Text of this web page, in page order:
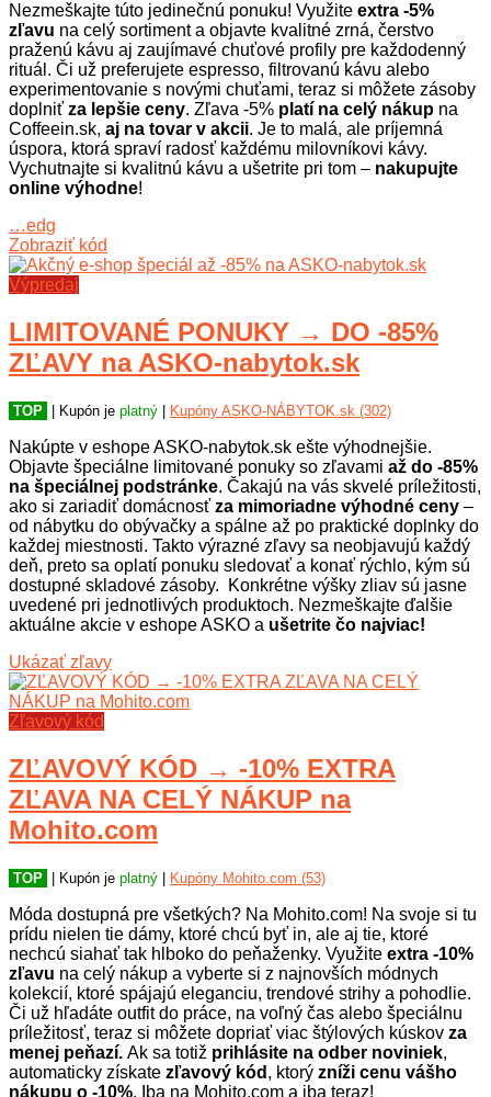
Nezmeškajte túto jedinečnú ponuku! Využite extra -5%
zľavu na celý sortiment a objavte kvalitné zrná, čerstvo
praženú kávu aj zaujímavé chuťové profily pre každodenný
rituál. Či už preferujete espresso, filtrovanú kávu alebo
experimentovanie s novými chuťami, teraz si môžete zásoby
doplniť za lepšie ceny. Zľava -5% platí na celý nákup na
Coffeein.sk, aj na tovar v akcii. Je to malá, ale príjemná
úspora, ktorá spraví radosť každému milovníkovi kávy.
Vychutnajte si kvalitnú kávu a ušetrite pri tom – nakupujte
online výhodne!
…edg
Zobraziť kód
Výpredaj
LIMITOVANÉ PONUKY → DO -85%
ZĽAVY na ASKO-nabytok.sk
TOP | Kupón je platný Kupóny ASKO-NÁBYTOK.sk (302)
Nakúpte v eshope ASKO-nabytok.sk ešte výhodnejšie.
Objavte špeciálne limitované ponuky so zľavami až do -85%
na špeciálnej podstránke. Čakajú na vás skvelé príležitosti,
ako si zariadiť domácnosť za mimoriadne výhodné ceny –
od nábytku do obývačky a spálne až po praktické doplnky do
každej miestnosti. Takto výrazné zľavy sa neobjavujú každý
deň, preto sa oplatí ponuku sledovať a konať rýchlo, kým sú
dostupné skladové zásoby. Konkrétne výšky zliav sú jasne
uvedené pri jednotlivých produktoch. Nezmeškajte ďalšie
aktuálne akcie v eshope ASKO a ušetrite čo najviac!
Ukázať zľavy
Zľavový kód
ZĽAVOVÝ KÓD → -10% EXTRA
ZĽAVA NA CELÝ NÁKUP na
Mohito.com
TOP | Kupón je platný Kupóny Mohito.com (53)
Móda dostupná pre všetkých? Na Mohito.com! Na svoje si tu
prídu nielen tie dámy, ktoré chcú byť in, ale aj tie, ktoré
nechcú siahať tak hlboko do peňaženky. Využite extra -10%
zľavu na celý nákup a vyberte si z najnovších módnych
kolekcií, ktoré spájajú eleganciu, trendové strihy a pohodlie.
Či už hľadáte outfit do práce, na voľný čas alebo špeciálnu
príležitosť, teraz si môžete dopriať viac štýlových kúskov za
menej peňazí. Ak sa totiž prihlásite na odber noviniek,
automaticky získate zľavový kód , ktorý zníži cenu vášho
nákupu o -10%. Iba na Mohito.com a iba teraz!